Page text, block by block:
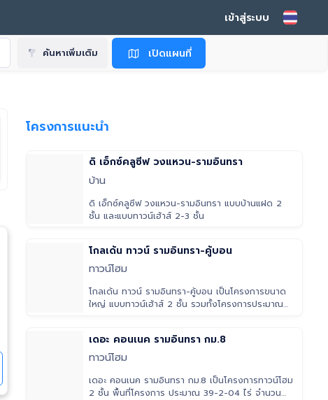
เข้าสู่ระบบ
ค้นหาเพิ่มเติม เปิดแผนที่
โครงการแนะนำ
ดิ เอ็กซ์คลูซีฟ วงแหวน-รามอินทรา
บ้าน
ดิ เอ็กซ์คลูซีฟ วงแหวน-รามอินทรา แบบบ้านแฝด 2
ชั้น และแบบทาวน์เฮ้าส์ 2-3 ชั้น
โกลเด้น ทาวน์ รามอินทรา-คู้บอน
ทาวน์โฮม
โกลเด้น ทาวน์ รามอินทรา-คู้บอน เป็นโครงการขนาด
ใหญ่ แบบทาวน์เฮ้าส์ 2 ชั้น รวมทั้งโครงการประมาณ
เดอะ คอนเนค รามอินทรา กม.8
ทาวน์โฮม
เดอะ คอนเนค รามอินทรา กม.8 เป็นโครงการทาวน์โฮม
2 ชั้น พื้นที่โครงการ ประมาณ 39-2-04 ไร่ จำนวน